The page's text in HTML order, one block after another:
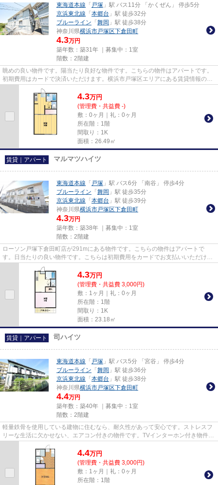
東海道本線 「 戸塚 」駅 バス11分 「かくぜん」 停歩5分
京浜東北線 「 本郷台 」駅 徒歩32分
ブルーライン 「 舞岡 」駅 徒歩38分
神奈川県横浜市戸塚区下倉田町
4.3万円
築年数：築31年 ｜募集中： 1室
階数：2階建
眺めの良い物件です。陽当たり良好な物件です。こちらの物件はアパートです。
初期費用はカードで決済いただけます。横浜市戸塚区エリアにある賃貸情報のこ
となら、地域に密着した当社...
4.3万円
(管理費・共益費 -)
敷：0ヶ月｜礼：0ヶ月
所在階：1階
間取り：1K
面積：26.49㎡
賃貸｜アパート マルマツハイツ
東海道本線 「 戸塚 」駅 バス6分 「南谷」 停歩4分
ブルーライン 「 舞岡 」駅 徒歩35分
京浜東北線 「 本郷台 」駅 徒歩39分
神奈川県横浜市戸塚区下倉田町
4.3万円
築年数：築38年 ｜募集中： 1室
階数：2階建
ローソン戸塚下倉田町店が291mにある物件です。こちらの物件はアパートで
す。日当たりの良い物件です。こちらは初期費用をカードでお支払いいただける
物件なので、支払い手続きの手間...
4.3万円
(管理費・共益費 3,000円)
敷：1ヶ月｜礼：0ヶ月
所在階：1階
間取り：1K
面積：23.18㎡
賃貸｜アパート 司ハイツ
東海道本線 「 戸塚 」駅 バス5分 「宮谷」 停歩4分
ブルーライン 「 舞岡 」駅 徒歩36分
京浜東北線 「 本郷台 」駅 徒歩38分
神奈川県横浜市戸塚区下倉田町
4.4万円
築年数：築40年 ｜募集中： 1室
階数：2階建
軽量鉄骨を使用している建物に住むなら、耐久性があって安心です。ストレスフ
リーな生活に欠かせない、エアコン付きの物件です。TVインターホン付き物件な
ら、急な来訪者の対応も快適...
4.4万円
(管理費・共益費 3,000円)
敷：1ヶ月｜礼：0ヶ月
所在階：1階